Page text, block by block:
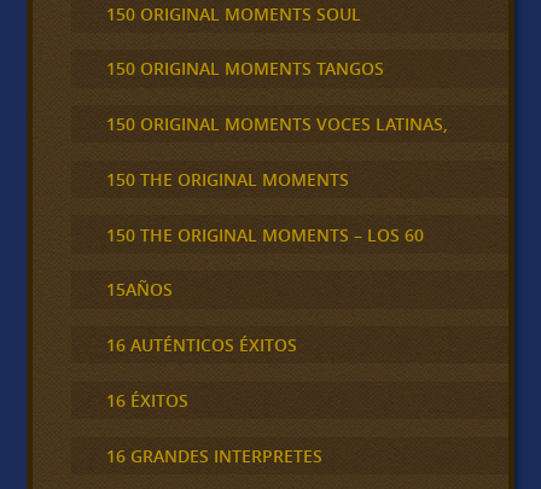
150 ORIGINAL MOMENTS SOUL
150 ORIGINAL MOMENTS TANGOS
150 ORIGINAL MOMENTS VOCES LATINAS,
150 THE ORIGINAL MOMENTS
150 THE ORIGINAL MOMENTS – LOS 60
15AÑOS
16 AUTÉNTICOS ÉXITOS
16 ÉXITOS
16 GRANDES INTERPRETES